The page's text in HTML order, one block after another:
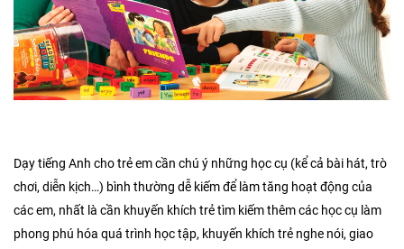
Dạy tiếng Anh cho trẻ em cần chú ý những học cụ (kể cả bài hát, trò
chơi, diễn kịch…) bình thường dễ kiếm để làm tăng hoạt động của
các em, nhất là cần khuyến khích trẻ tìm kiếm thêm các học cụ làm
phong phú hóa quá trình học tập, khuyến khích trẻ nghe nói, giao